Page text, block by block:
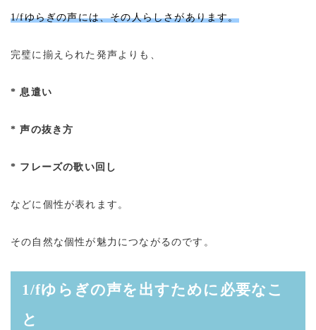
1/fゆらぎの声には、その人らしさがあります。
完璧に揃えられた発声よりも、
* 息遣い
* 声の抜き方
* フレーズの歌い回し
などに個性が表れます。
その自然な個性が魅力につながるのです。
1/fゆらぎの声を出すために必要なこ
と